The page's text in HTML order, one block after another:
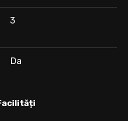
3
Da